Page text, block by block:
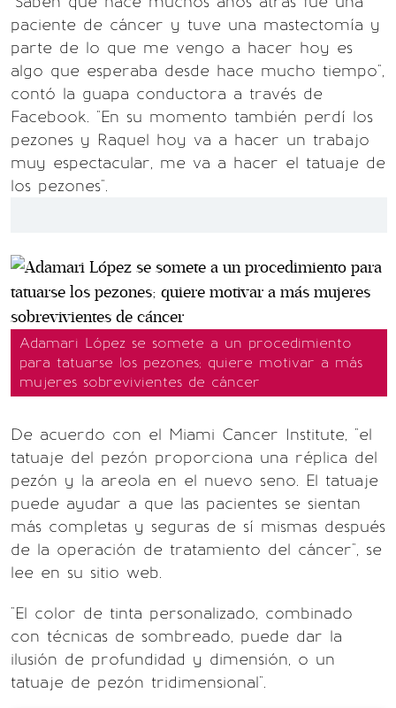
paciente de cáncer y tuve una mastectomía y
parte de lo que me vengo a hacer hoy es
algo que esperaba desde hace mucho tiempo",
contó la guapa conductora a través de
Facebook. "En su momento también perdí los
pezones y Raquel hoy va a hacer un trabajo
muy espectacular, me va a hacer el tatuaje de
los pezones".
Adamari López se somete a un procedimiento
para tatuarse los pezones; quiere motivar a más
mujeres sobrevivientes de cáncer
De acuerdo con el Miami Cancer Institute, "el
tatuaje del pezón proporciona una réplica del
pezón y la areola en el nuevo seno. El tatuaje
puede ayudar a que las pacientes se sientan
más completas y seguras de sí mismas después
de la operación de tratamiento del cáncer", se
lee en su sitio web.
"El color de tinta personalizado, combinado
con técnicas de sombreado, puede dar la
ilusión de profundidad y dimensión, o un
tatuaje de pezón tridimensional".